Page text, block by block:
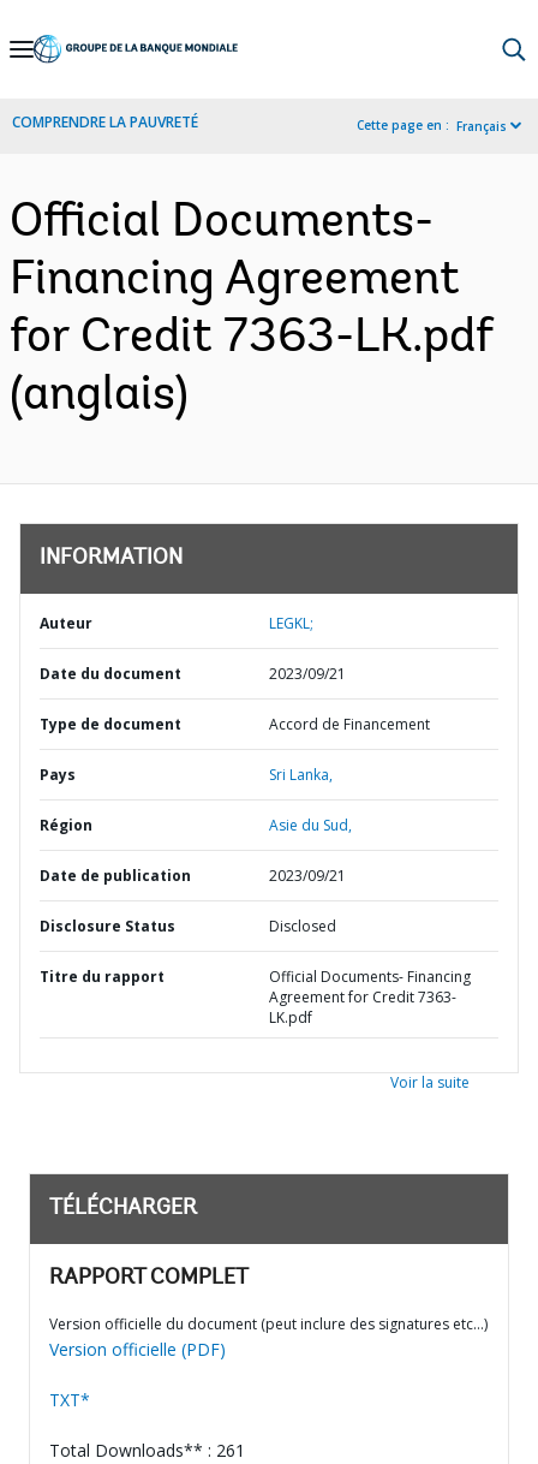
Skip
Navigation
COMPRENDRE LA PAUVRETÉ Cette page en : Français
Official Documents-
Financing Agreement
for Credit 7363-LK.pdf
(anglais)
INFORMATION
Auteur LEGKL;
Date du document 2023/09/21
Type de document Accord de Financement
Pays Sri Lanka,
Région Asie du Sud,
Date de publication 2023/09/21
Disclosure Status Disclosed
Titre du rapport
Official Documents- Financing
Agreement for Credit 7363-
LK.pdf
Voir la suite
TÉLÉCHARGER
RAPPORT COMPLET
Version officielle du document (peut inclure des signatures etc…)
Version officielle (PDF)
TXT*
Total Downloads** : 261